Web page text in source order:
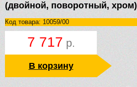
(двойной, поворотный, хром)
Код товара: 10059/00
7 717 р.
В корзину